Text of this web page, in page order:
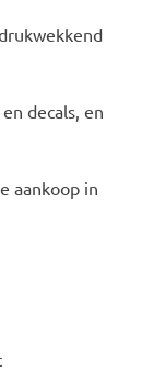
decals, en
aankoop in